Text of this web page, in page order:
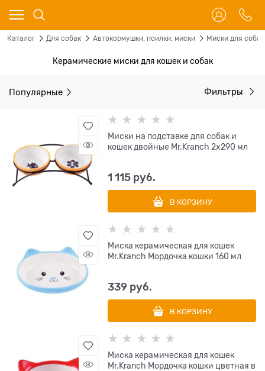
Каталог Для собак Автокормушки, поилки, миски Миски для собак
Керамические миски для кошек и собак
Популярные Фильтры
Миски на подставке для собак и
кошек двойные Mr.Kranch 2х290 мл
1 115 руб.
В КОРЗИНУ
Миска керамическая для кошек
Mr.Kranch Мордочка кошки 160 мл
339 руб.
В КОРЗИНУ
Миска керамическая для кошек
Mr.Kranch Мордочка кошки цветная в